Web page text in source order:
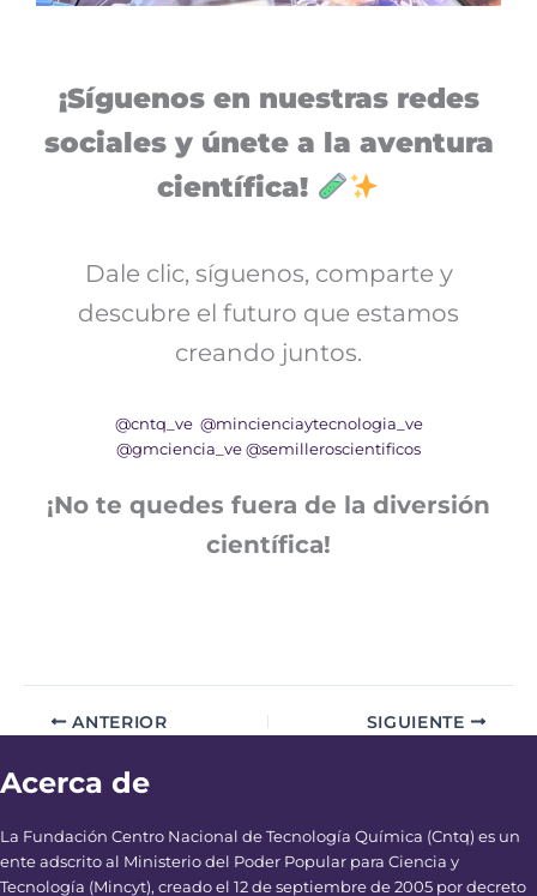
¡Síguenos en nuestras redes
sociales y únete a la aventura
científica!
Dale clic, síguenos, comparte y
descubre el futuro que estamos
creando juntos.
@cntq_ve @mincienciaytecnologia_ve
@gmciencia_ve @semilleroscientificos
¡No te quedes fuera de la diversión
científica!
ANTERIOR SIGUIENTE
Acerca de
La Fundación Centro Nacional de Tecnología Química (Cntq) es un
ente adscrito al Ministerio del Poder Popular para Ciencia y
Tecnología (Mincyt), creado el 12 de septiembre de 2005 por decreto